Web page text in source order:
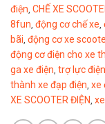
điện CHẾ XE
8fun động cơ chế xe
bãi động cơ xe
động cơ điện cho xe
ga xe điện trợ lực
thành xe đạp điện xe
XE SCOOTER ĐIỆN